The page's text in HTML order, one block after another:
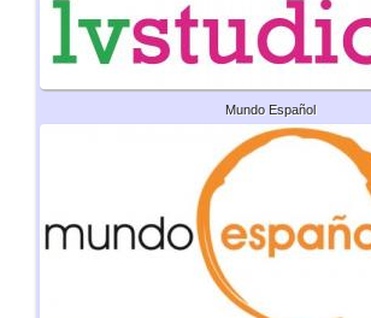
Mundo Español